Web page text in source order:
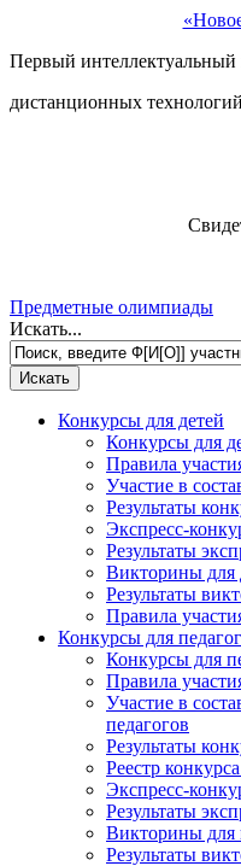
Первый интеллектуальный
дистанционных технологий
Предметные олимпиады
Искать...
Конкурсы для детей
Конкурсы для
Правила
Участие в
Результаты
Экспресс-
Результаты
Викторины для
Результаты
Правила
Конкурсы для
Конкурсы для
Правила
Участие в
педагогов
Результаты
Реестр
Экспресс-
Результаты
Викторины для
Результаты